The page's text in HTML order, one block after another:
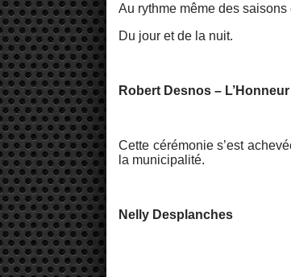
Au rythme même des saisons
Du jour et de la nuit.
Robert Desnos –
Cette cérémonie s’est
la municipalité.
Nelly Desplanches